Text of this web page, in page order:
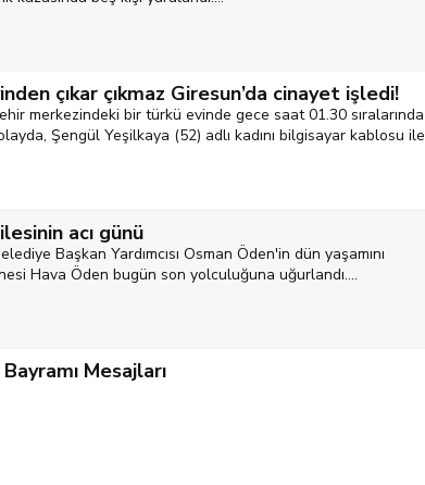
çıkar çıkmaz Giresun’da cinayet işledi!
merkezindeki bir türkü evinde gece saat 01.30 sıralarında
Şengül Yeşilkaya (52) adlı kadını bilgisayar kablosu ile
acı günü
Başkan Yardımcısı Osman Öden'in dün yaşamını
Hava Öden bugün son yolculuğuna uğurlandı....
Mesajları